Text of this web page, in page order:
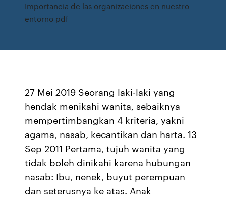
Importancia de las organizaciones en nuestro
entorno pdf
27 Mei 2019 Seorang laki-laki yang
hendak menikahi wanita, sebaiknya
mempertimbangkan 4 kriteria, yakni
agama, nasab, kecantikan dan harta. 13
Sep 2011 Pertama, tujuh wanita yang
tidak boleh dinikahi karena hubungan
nasab: Ibu, nenek, buyut perempuan
dan seterusnya ke atas. Anak